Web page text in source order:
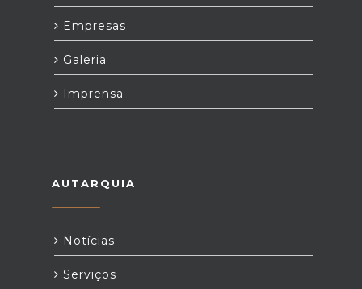
Empresas
Galeria
Imprensa
AUTARQUIA
Notícias
Serviços